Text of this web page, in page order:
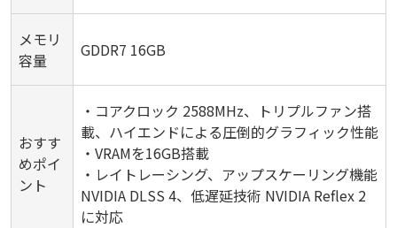
メモリ
容量
GDDR7 16GB
おすす
めポイ
ント
・コアクロック 2588MHz、トリプルファン搭
載、ハイエンドによる圧倒的グラフィック性能
・VRAMを16GB搭載
・レイトレーシング、アップスケーリング機能
NVIDIA DLSS 4、低遅延技術 NVIDIA Reflex 2
に対応